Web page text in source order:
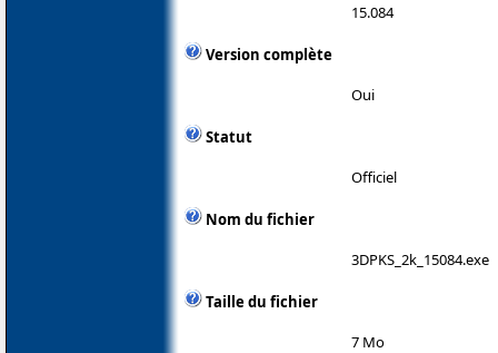
15.084
Version complète
Oui
Statut
Officiel
Nom du fichier
3DPKS_2k_15084.exe
Taille du fichier
7 Mo